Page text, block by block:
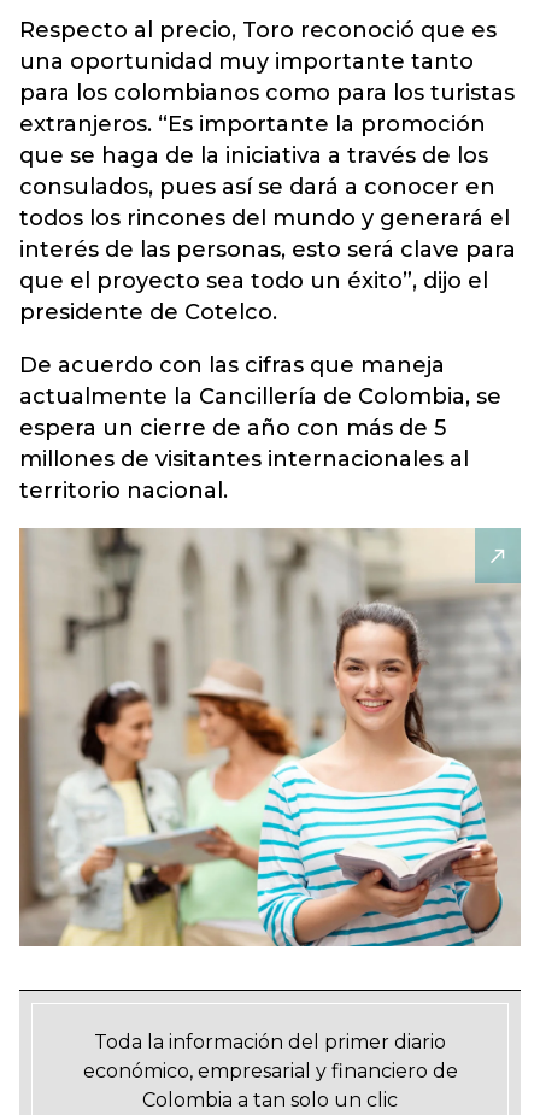
Respecto al precio, Toro reconoció que es
una oportunidad muy importante tanto
para los colombianos como para los turistas
extranjeros. “Es importante la promoción
que se haga de la iniciativa a través de los
consulados, pues así se dará a conocer en
todos los rincones del mundo y generará el
interés de las personas, esto será clave para
que el proyecto sea todo un éxito”, dijo el
presidente de Cotelco.
De acuerdo con las cifras que maneja
actualmente la Cancillería de Colombia, se
espera un cierre de año con más de 5
millones de visitantes internacionales al
territorio nacional.
Toda la información del primer diario
económico, empresarial y financiero de
Colombia a tan solo un clic